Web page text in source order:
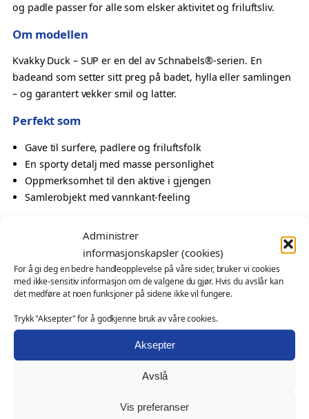
Administrer
informasjonskapsler (cookies)
For å gi deg en bedre handleopplevelse på våre sider, bruker vi cookies
med ikke-sensitiv informasjon om de valgene du gjør. Hvis du avslår kan
det medføre at noen funksjoner på sidene ikke vil fungere.
Trykk "Aksepter" for å godkjenne bruk av våre cookies.
Aksepter
Avslå
Vis preferanser
n
S
U
P
v
a
n
a
l
og padle passer for alle som elsker aktivitet og friluftsliv.
Om modellen
Kvakky Duck – SUP er en del av Schnabels®-serien. En
badeand som setter sitt preg på badet, hylla eller samlingen
– og garantert vekker smil og latter.
Perfekt som
Gave til surfere, padlere og friluftsfolk
En sporty detalj med masse personlighet
Oppmerksomhet til den aktive i gjengen
Samlerobjekt med vannkant-feeling
profilprodukt for sportsklubb, reisemål eller
friluftsbransjen
messeartikkel og kampanjeprodukt
kundegave – med eller uten logo
Ønsker du profilering?
Denne modellen kan leveres med firmalogo eller
spesialtilpasning. Les mer om mulighetene her: